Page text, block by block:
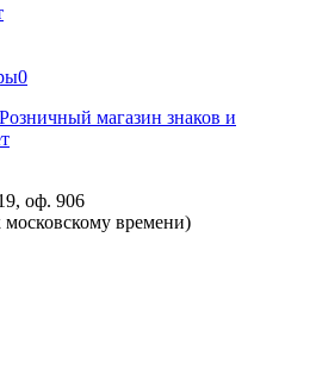
0
Розничный магазин знаков и
оф. 906
времени)